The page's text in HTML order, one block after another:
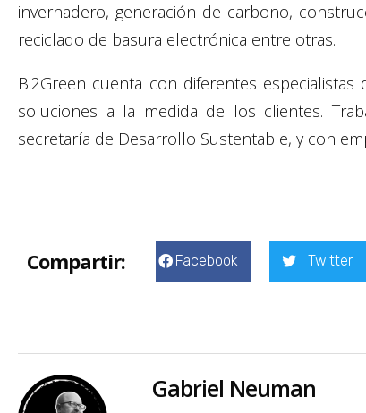
invernadero, generación de carbono,
reciclado de basura electrónica entre otras.
Bi2Green cuenta con diferentes
soluciones a la medida de los clientes.
secretaría de Desarrollo Sustentable, y con
Compartir: Facebook Twitter
Gabriel Neuman